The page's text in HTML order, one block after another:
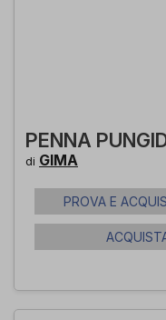
PENNA
di GIMA
PROVA E